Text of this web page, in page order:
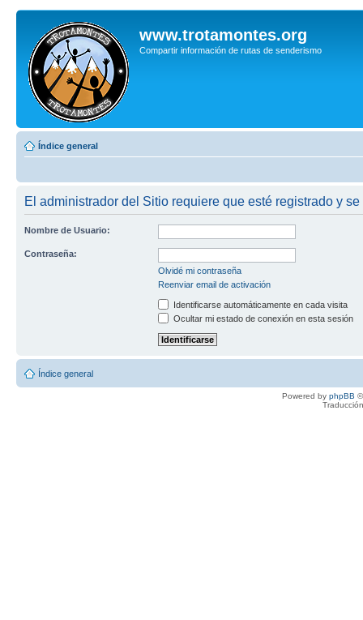
www.trotamontes.org
Compartir información de rutas de senderismo
Índice general
El administrador del Sitio requiere que esté registrado y
Nombre de Usuario:
Contraseña:
Olvidé mi contraseña
Reenviar email de activación
Identificarse automáticamente en cada visita
Ocultar mi estado de conexión en esta sesión
Índice general
Powered by phpBB